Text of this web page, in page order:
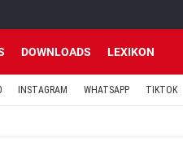
DOWNLOADS LEXIKON
INSTAGRAM WHATSAPP TIKTOK